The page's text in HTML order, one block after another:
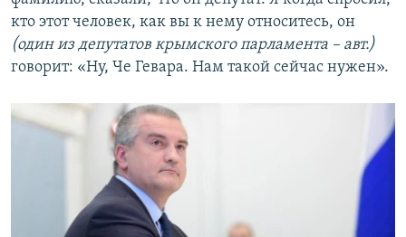
кто этот человек, как вы к нему относитесь, он
(один из депутатов крымского парламента – авт.)
говорит: «Ну, Че Гевара. Нам такой сейчас нужен».